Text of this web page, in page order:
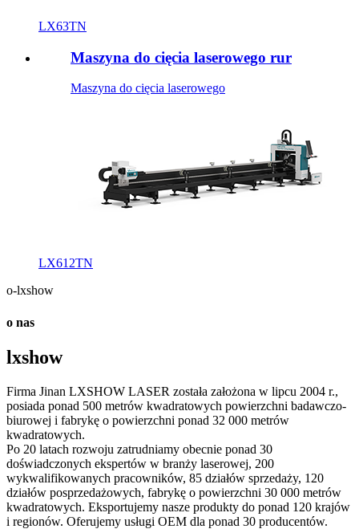
LX63TN
Maszyna do cięcia laserowego rur
Maszyna do cięcia laserowego
LX612TN
o-lxshow
o nas
lxshow
Firma Jinan LXSHOW LASER została założona w lipcu 2004 r.,
posiada ponad 500 metrów kwadratowych powierzchni badawczo-
biurowej i fabrykę o powierzchni ponad 32 000 metrów
kwadratowych.
Po 20 latach rozwoju zatrudniamy obecnie ponad 30
doświadczonych ekspertów w branży laserowej, 200
wykwalifikowanych pracowników, 85 działów sprzedaży, 120
działów posprzedażowych, fabrykę o powierzchni 30 000 metrów
kwadratowych. Eksportujemy nasze produkty do ponad 120 krajów
i regionów. Oferujemy usługi OEM dla ponad 30 producentów.